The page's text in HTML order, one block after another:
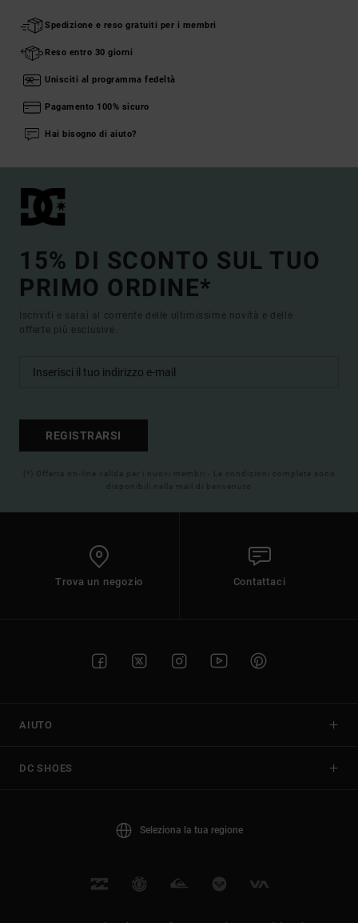
Spedizione e reso gratuiti per i membri
Reso entro 30 giorni
Unisciti al programma fedeltà
Pagamento 100% sicuro
Hai bisogno di aiuto?
15% DI SCONTO SUL TUO
PRIMO ORDINE*
Iscriviti e sarai al corrente delle ultimissime novità e delle
offerte più esclusive.
REGISTRARSI
(*) Offerta on-line valida per i nuovi membri - Le condizioni complete sono
disponibili nella mail di benvenuto
Trova un negozio Contattaci
AIUTO
DC SHOES
Seleziona la tua regione